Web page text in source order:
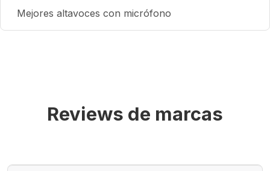
Mejores altavoces con micrófono
Reviews de marcas